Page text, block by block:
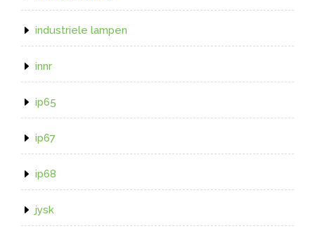
industriele lampen
innr
ip65
ip67
ip68
jysk